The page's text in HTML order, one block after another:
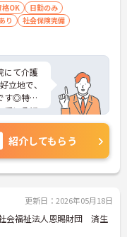
格OK
日勤のみ
り
社会保険完備
にて介護
立地で、
す◎特殊
ているほ
等福利厚
ど、さら
くださ
紹介してもらう
更新日：2026年05月18日
会福祉法人恩賜財団 済生